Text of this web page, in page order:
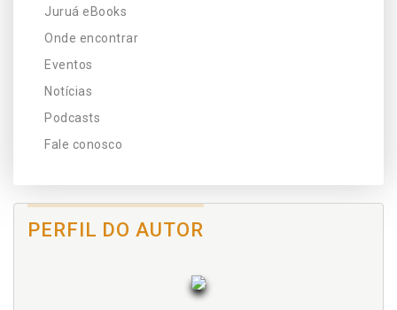
Juruá eBooks
Onde encontrar
Eventos
Notícias
Podcasts
Fale conosco
PERFIL DO AUTOR